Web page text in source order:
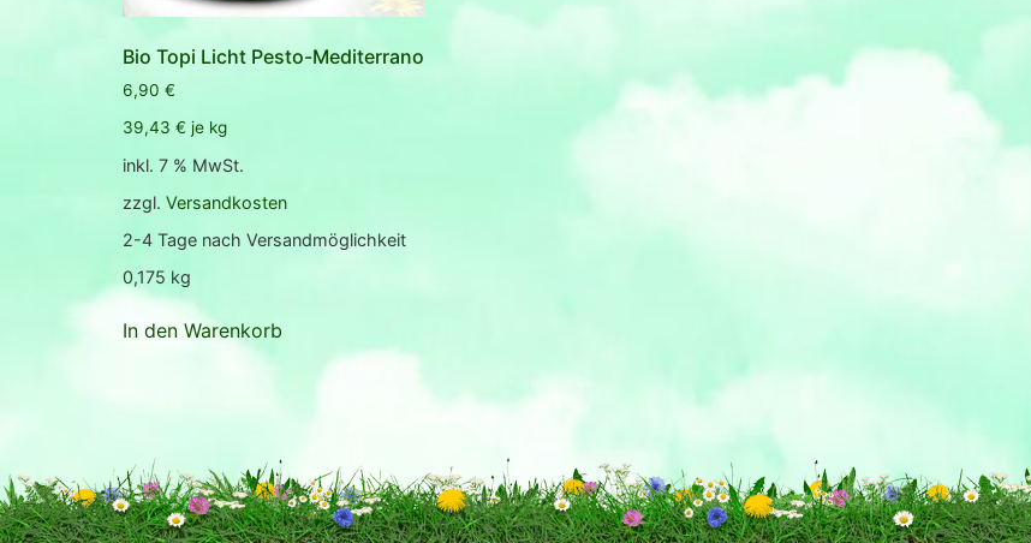
Bio Topi Licht Pesto-Mediterrano
6,90 €
39,43 € je kg
inkl. 7 % MwSt.
zzgl. Versandkosten
2-4 Tage nach Versandmöglichkeit
0,175 kg
In den Warenkorb